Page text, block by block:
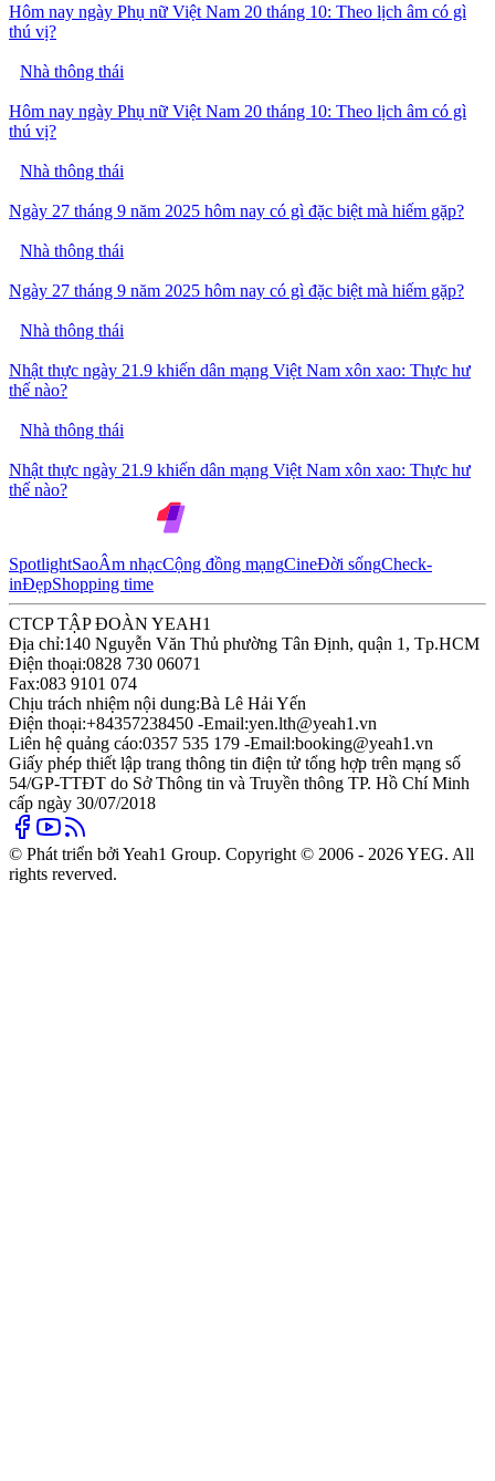
Hôm nay ngày Phụ nữ Việt Nam 20 tháng 10: Theo lịch âm có gì
thú vị?
Nhà thông thái
Hôm nay ngày Phụ nữ Việt Nam 20 tháng 10: Theo lịch âm có gì
thú vị?
Nhà thông thái
Ngày 27 tháng 9 năm 2025 hôm nay có gì đặc biệt mà hiếm gặp?
Nhà thông thái
Ngày 27 tháng 9 năm 2025 hôm nay có gì đặc biệt mà hiếm gặp?
Nhà thông thái
Nhật thực ngày 21.9 khiến dân mạng Việt Nam xôn xao: Thực hư
thế nào?
Nhà thông thái
Nhật thực ngày 21.9 khiến dân mạng Việt Nam xôn xao: Thực hư
thế nào?
SpotlightSaoÂm nhạcCộng đồng mạngCineĐời sốngCheck-
inĐẹpShopping time
CTCP TẬP ĐOÀN YEAH1
Địa chỉ:140 Nguyễn Văn Thủ phường Tân Định, quận 1, Tp.HCM
Điện thoại:0828 730 06071
Fax:083 9101 074
Chịu trách nhiệm nội dung:Bà Lê Hải Yến
Điện thoại:+84357238450 -Email:yen.lth@yeah1.vn
Liên hệ quảng cáo:0357 535 179 -Email:booking@yeah1.vn
Giấy phép thiết lập trang thông tin điện tử tổng hợp trên mạng số
54/GP-TTĐT do Sở Thông tin và Truyền thông TP. Hồ Chí Minh
cấp ngày 30/07/2018
© Phát triển bởi Yeah1 Group. Copyright © 2006 - 2026 YEG. All
rights reverved.